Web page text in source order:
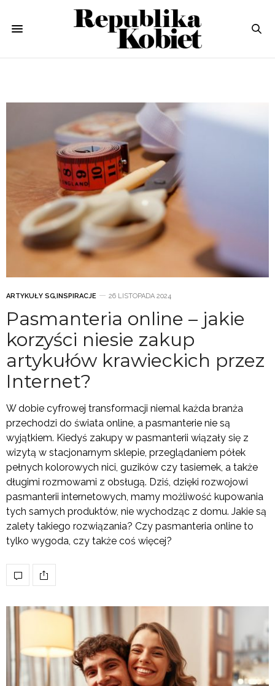
ARTYKUŁY SG, INSPIRACJE 26 LISTOPADA 2024
Pasmanteria online – jakie
korzyści niesie zakup
artykułów krawieckich przez
Internet?
W dobie cyfrowej transformacji niemal każda branża
przechodzi do świata online, a pasmanterie nie są
wyjątkiem. Kiedyś zakupy w pasmanterii wiązały się z
wizytą w stacjonarnym sklepie, przeglądaniem półek
pełnych kolorowych nici, guzików czy tasiemek, a także
długimi rozmowami z obsługą. Dziś, dzięki rozwojowi
pasmanterii internetowych, mamy możliwość kupowania
tych samych produktów, nie wychodząc z domu. Jakie są
zalety takiego rozwiązania? Czy pasmanteria online to
tylko wygoda, czy także coś więcej?